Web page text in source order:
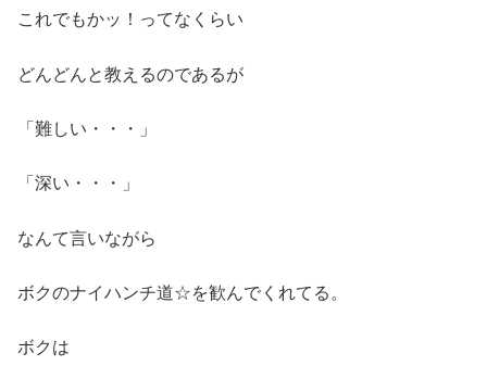
これでもかッ！ってなくらい
どんどんと教えるのであるが
「難しい・・・」
「深い・・・」
なんて言いながら
ボクのナイハンチ道☆を歓んでくれてる。
ボクは